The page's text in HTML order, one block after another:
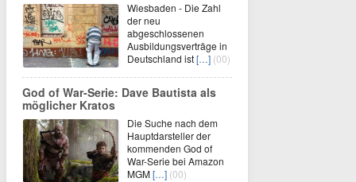
Wiesbaden - Die Zahl
der neu
abgeschlossenen
Ausbildungsverträge in
Deutschland ist[…] (00)
God of War-Serie: Dave Bautista als
möglicher Kratos
Die Suche nach dem
Hauptdarsteller der
kommenden God of
War-Serie bei Amazon
MGM[…] (00)